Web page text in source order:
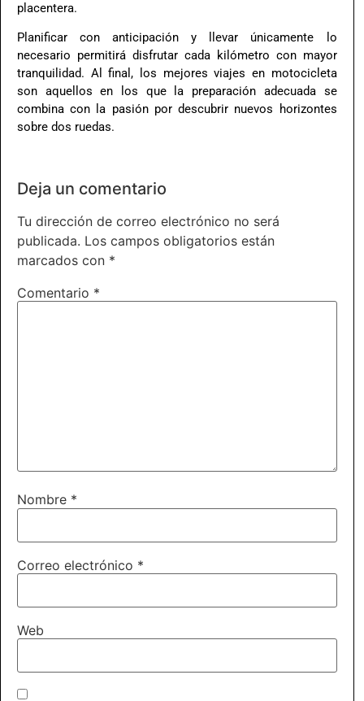
placentera.
Planificar con anticipación y llevar únicamente lo
necesario permitirá disfrutar cada kilómetro con mayor
tranquilidad. Al final, los mejores viajes en motocicleta
son aquellos en los que la preparación adecuada se
combina con la pasión por descubrir nuevos horizontes
sobre dos ruedas.
Deja un comentario
Tu dirección de correo electrónico no será
publicada. Los campos obligatorios están
marcados con *
Comentario *
Nombre *
Correo electrónico *
Web